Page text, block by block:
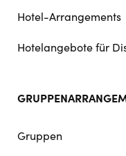
Hotel-Arrangements
Hotelangebote für
Gruppen